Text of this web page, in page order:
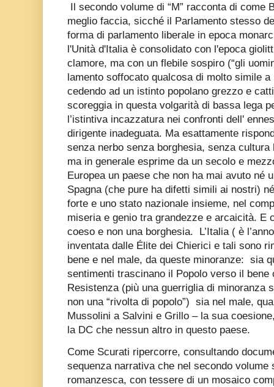
Il secondo volume di “M” racconta di come
meglio faccia, sicché il Parlamento stesso
forma di parlamento liberale in epoca
l'Unità d'Italia è consolidato con l'epoca
clamore, ma con un flebile sospiro (“gli
lamento soffocato qualcosa di molto simile a
cedendo ad un istinto popolano grezzo e
scoreggia in questa volgarità di bassa lega
l’istintiva incazzatura nei confronti dell'
dirigente inadeguata. Ma esattamente
senza nerbo senza borghesia, senza
ma in generale esprime da un secolo e
Europea un paese che non ha mai avuto né
Spagna (che pure ha difetti simili ai nostri)
forte e uno stato nazionale insieme, nel
miseria e genio tra grandezze e arcaicità. E
coeso e non una borghesia.
L’Italia ( è
inventata dalle Élite dei Chierici e tali sono
bene e nel male, da queste minoranze: sia
sentimenti trascinano il Popolo verso il bene
Resistenza (più una guerriglia di minoranza
non una “rivolta di popolo”) sia nel male,
Mussolini a Salvini e Grillo – la sua
la DC che nessun altro in questo paese.
Come Scurati ripercorre, consultando
sequenza narrativa che nel secondo volume
romanzesca, con tessere di un mosaico